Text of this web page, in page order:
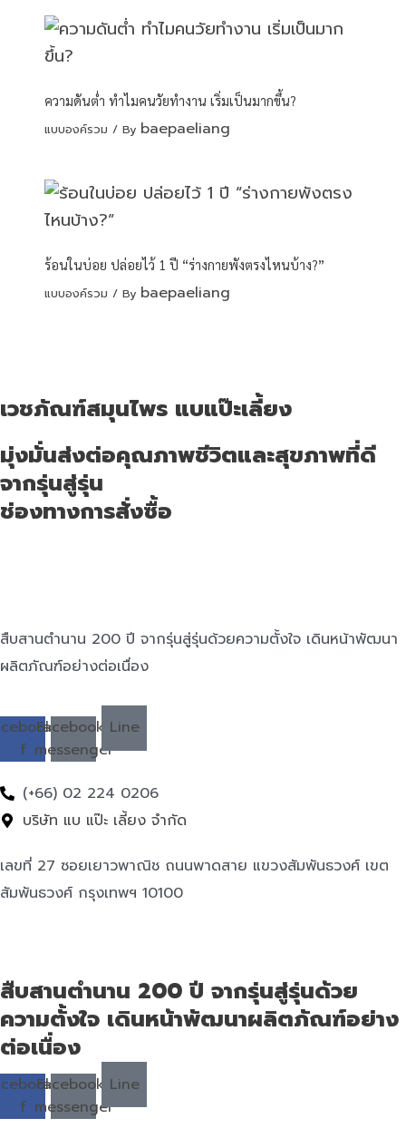
ความดันต่ำ ทำไมคนวัยทำงาน เริ่มเป็นมากขึ้น?
แบบองค์รวม / By baepaeliang
ร้อนในบ่อย ปล่อยไว้ 1 ปี “ร่างกายพังตรงไหนบ้าง?”
แบบองค์รวม / By baepaeliang
เวชภัณฑ์สมุนไพร แบแป๊ะเลี้ยง
มุ่งมั่นส่งต่อคุณภาพชีวิตและสุขภาพที่ดี
จากรุ่นสู่รุ่น
ช่องทางการสั่งซื้อ
สืบสานตำนาน 200 ปี จากรุ่นสู่รุ่นด้วยความตั้งใจ เดินหน้าพัฒนา
ผลิตภัณฑ์อย่างต่อเนื่อง
f
Facebook-
messenger
Line
(+66) 02 224 0206
บริษัท แบ แป๊ะ เลี้ยง จำกัด
เลขที่ 27 ซอยเยาวพาณิช ถนนพาดสาย แขวงสัมพันธวงศ์ เขต
สัมพันธวงศ์ กรุงเทพฯ 10100
สืบสานตำนาน 200 ปี จากรุ่นสู่รุ่นด้วย
ความตั้งใจ เดินหน้าพัฒนาผลิตภัณฑ์อย่าง
ต่อเนื่อง
f
Facebook-
messenger
Line